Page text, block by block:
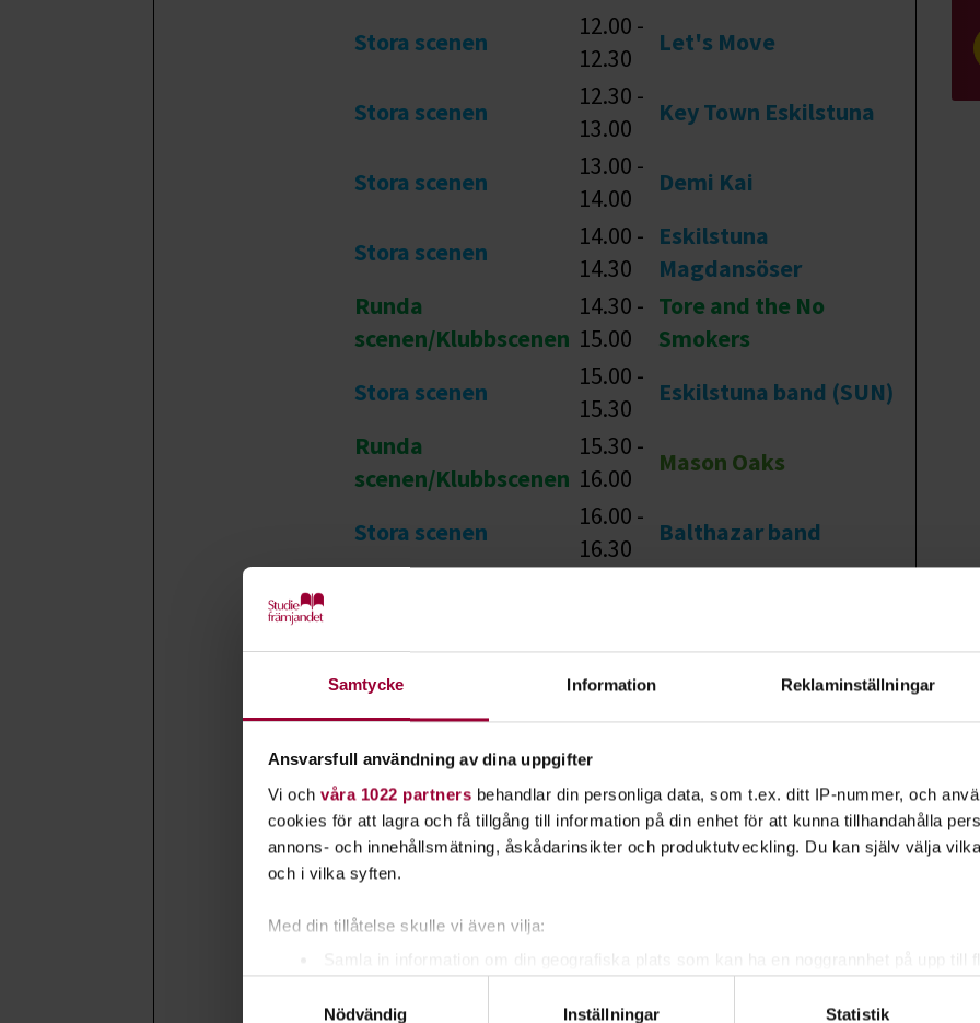
Samtycke Information Reklaminställningar
Ansvarsfull användning av dina uppgifter
Vi och våra 1022 partners behandlar din personliga data, som t.ex. ditt IP-nummer, och
cookies för att lagra och få tillgång till information på din enhet för att kunna tillhandahålla
annons- och innehållsmätning, åskådarinsikter och produktutveckling. Du kan själv välja
och i vilka syften.
Med din tillåtelse skulle vi även vilja:
Samla in information om din geografiska plats som kan ha en noggrannhet på upp till
Nödvändig
Inställningar Statistik
Stora scenen
12.00 -
12.30
Let's Move
Stora scenen
12.30 -
13.00
Key Town Eskilstuna
Stora scenen
13.00 -
14.00
Demi Kai
Stora scenen
14.00 -
14.30
Eskilstuna
Magdansöser
Runda
scenen/Klubbscenen
14.30 -
15.00
Tore and the No
Smokers
Stora scenen
15.00 -
15.30
Eskilstuna band (SUN)
Runda
scenen/Klubbscenen
15.30 -
16.00
Mason Oaks
Stora scenen
16.00 -
16.30
Balthazar band
Stora scenen
17.00 -
17.30
Toni från Täysmeno
Runda
scenen/Klubbscenen
17.30 -
18.00
Stora scenen
18.00 -
18.30
Safarjal band
Runda
Stora scenen
19.30
Dawcoumba
19.30 - Dabke dans med